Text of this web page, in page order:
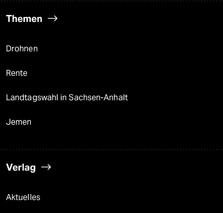
Themen
Drohnen
Rente
Landtagswahl in Sachsen-Anhalt
Jemen
Verlag
Aktuelles